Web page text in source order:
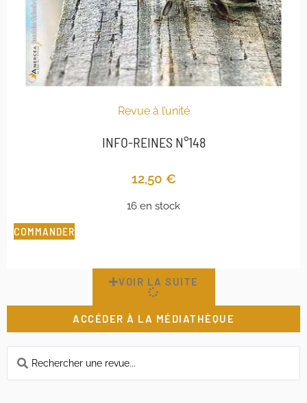
ACCÉDER À LA MÉDIATHÈQUE
Revue à l’unité
INFO-REINES N°148
12,50 €
16 en stock
COMMANDER
VOIR LA SUITE